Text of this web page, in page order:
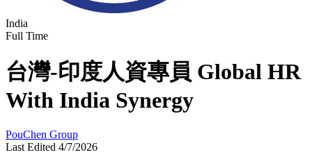
India
Full Time
台灣-印度人資專員 Global HR
With India Synergy
PouChen Group
Last Edited 4/7/2026